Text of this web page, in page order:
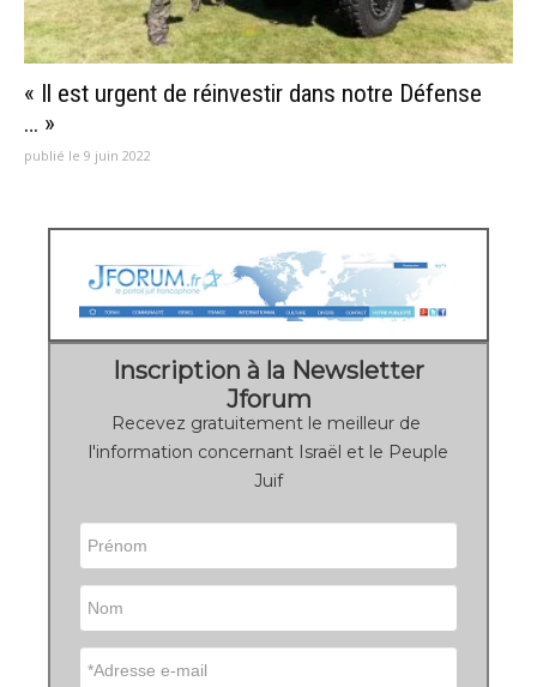
« Il est urgent de réinvestir dans notre Défense
… »
publié le 9 juin 2022
Inscription à la Newsletter
Jforum
Recevez gratuitement le meilleur de
l'information concernant Israël et le Peuple
Juif